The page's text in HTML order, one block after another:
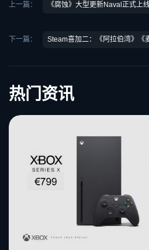
上一篇： 《腐蚀》大型更新Naval正式上
下一篇： Steam喜加二：《阿拉伯湾》《
热门资讯